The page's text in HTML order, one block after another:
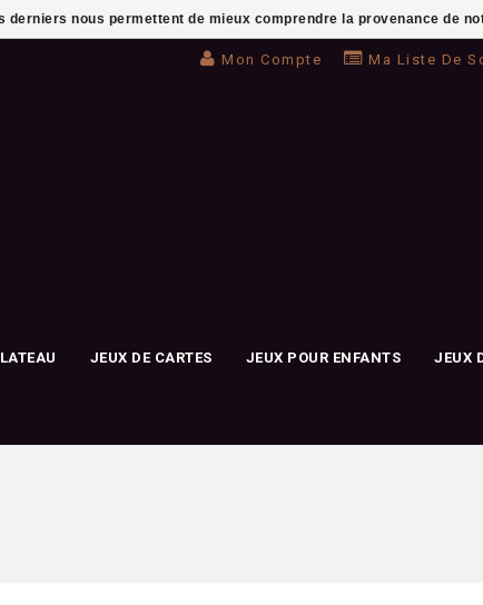
Mon Compte Ma Liste De
JEUX DE CARTES JEUX POUR ENFANTS JEUX
nous permettent de mieux comprendre la provenance de